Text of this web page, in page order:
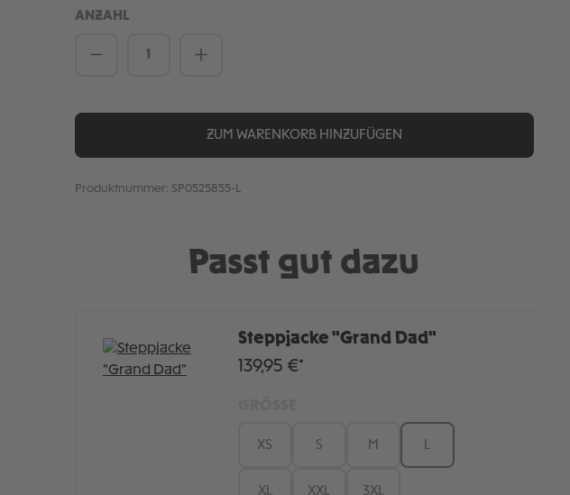
ANZAHL
Produkt Anzahl: Gib den gewünschten Wert
ZUM WARENKORB HINZUFÜGEN
Produktnummer: SP0525855-L
Passt gut dazu
Steppjacke "Grand Dad"
139,95 €*
XS S M
XL XXL 3XL